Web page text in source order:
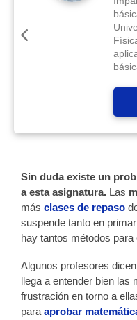
Sin duda existe un
a esta asignatura. Las
más clases de repaso
suspende tanto en
hay tantos métodos para
Algunos profesores
llega a entender bien las
frustración en torno a
para aprobar